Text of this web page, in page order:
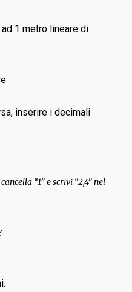
1 metro lineare di
inserire i decimali
“1” e scrivi “2,4” nel